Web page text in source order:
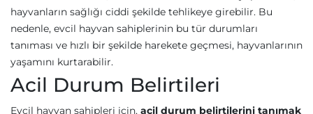
hayvanların sağlığı ciddi şekilde tehlikeye girebilir. Bu
nedenle, evcil hayvan sahiplerinin bu tür durumları
tanıması ve hızlı bir şekilde harekete geçmesi, hayvanlarının
yaşamını kurtarabilir.
Acil Durum Belirtileri
Evcil hayvan sahipleri için, acil durum belirtilerini tanımak